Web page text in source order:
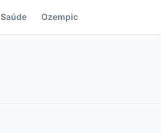
Saúde Ozempic